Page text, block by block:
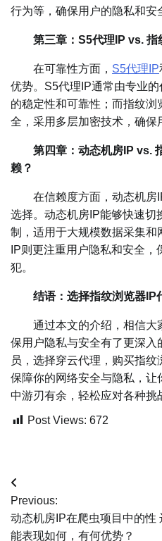
行为等，确保用户的隐私和安
第三章：S5代理IP vs. 指
在可靠性方面， S5代理IP
优势。S5代理IP通常由专业
的稳定性和可靠性；而指纹
全，采用多层加密技术，确保
第四章：动态机房IP vs.
赖？
在信赖度方面，动态机房
选择。动态机房IP能够快速切
制，适用于大规模数据采集
IP则更注重用户隐私和安全
犯。
结语：选择指纹浏览器IP
通过本文的介绍，相信大
保用户隐私与安全有了更深
员，选择穿云代理，购买指
保障你的网络安全与隐私，让
中游刃有余，轻松应对各种挑
Post Views: 672
文
章
Previous:
动态机房IP在爬虫项目中的性
能表现如何，有何优势？